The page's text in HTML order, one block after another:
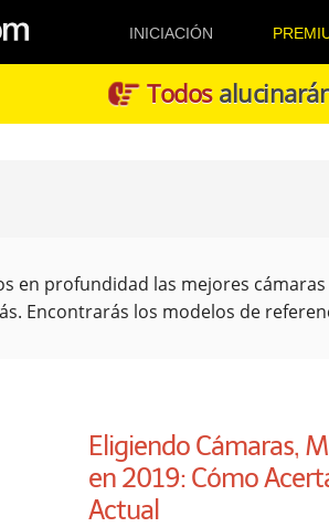
INICIACIÓN
Todos
en profundidad las mejores
Encontrarás los modelos de
Eligiendo Cámaras,
en 2019: Cómo
Actual